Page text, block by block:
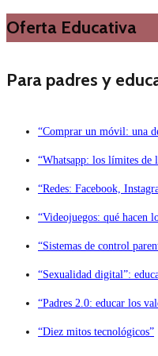
Oferta Educativa
Para padres y
“Comprar un móvil: una
“Whatsapp: los límites de
“Redes: Facebook,
“Videojuegos: qué hacen
“Sistemas de control
“Sexualidad digital”:
“Padres 2.0: educar los
“Diez mitos tecnológicos”